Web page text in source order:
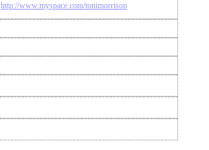
http://www.myspace.com/tonimorrison